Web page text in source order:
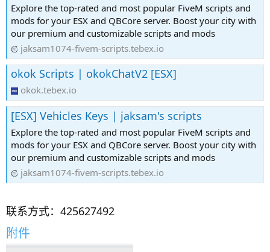
Explore the top-rated and most popular FiveM scripts and
mods for your ESX and QBCore server. Boost your city with
our premium and customizable scripts and mods
jaksam1074-fivem-scripts.tebex.io
okok Scripts | okokChatV2 [ESX]
okok.tebex.io
[ESX] Vehicles Keys | jaksam's scripts
Explore the top-rated and most popular FiveM scripts and
mods for your ESX and QBCore server. Boost your city with
our premium and customizable scripts and mods
jaksam1074-fivem-scripts.tebex.io
联系方式：425627492
附件